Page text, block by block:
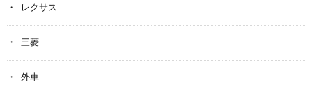
レクサス
三菱
外車